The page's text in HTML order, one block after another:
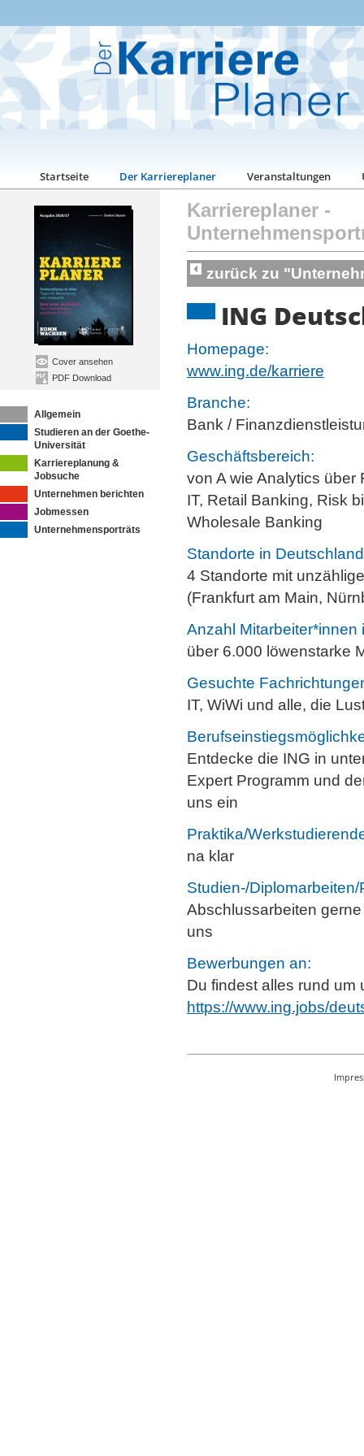
Startseite Der Karriereplaner Veranstaltungen
Cover ansehen
PDF Download
Allgemein
Studieren an der Goethe-
Universität
Karriereplanung &
Jobsuche
Unternehmen berichten
Jobmessen
Unternehmensporträts
Karriereplaner -
zurück zu
ING
Homepage:
www.ing.de/karriere
Branche:
Bank /
Geschäftsbereich:
von A wie Analytics
IT, Retail Banking, Risk
Wholesale Banking
Standorte in
4 Standorte mit
(Frankfurt am Main,
Anzahl Mitarbeiter*innen
über 6.000 löwenstarke
Gesuchte
IT, WiWi und alle, die
Entdecke die ING in
Expert Programm und
uns ein
Praktika/
na klar
Studien-/
Abschlussarbeiten
uns
Bewerbungen an:
Du findest alles rund um
https://www.ing.jobs/